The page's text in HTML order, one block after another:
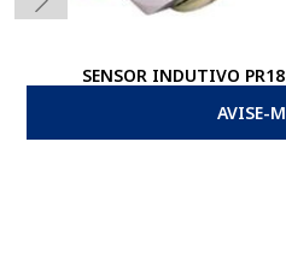
SENSOR INDUTIVO
AVISE-